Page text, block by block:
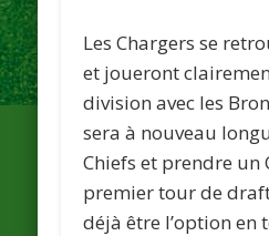
Les Chargers se
et joueront
division avec les
sera à nouveau
Chiefs et prendre un
premier tour de
déjà être l’option en